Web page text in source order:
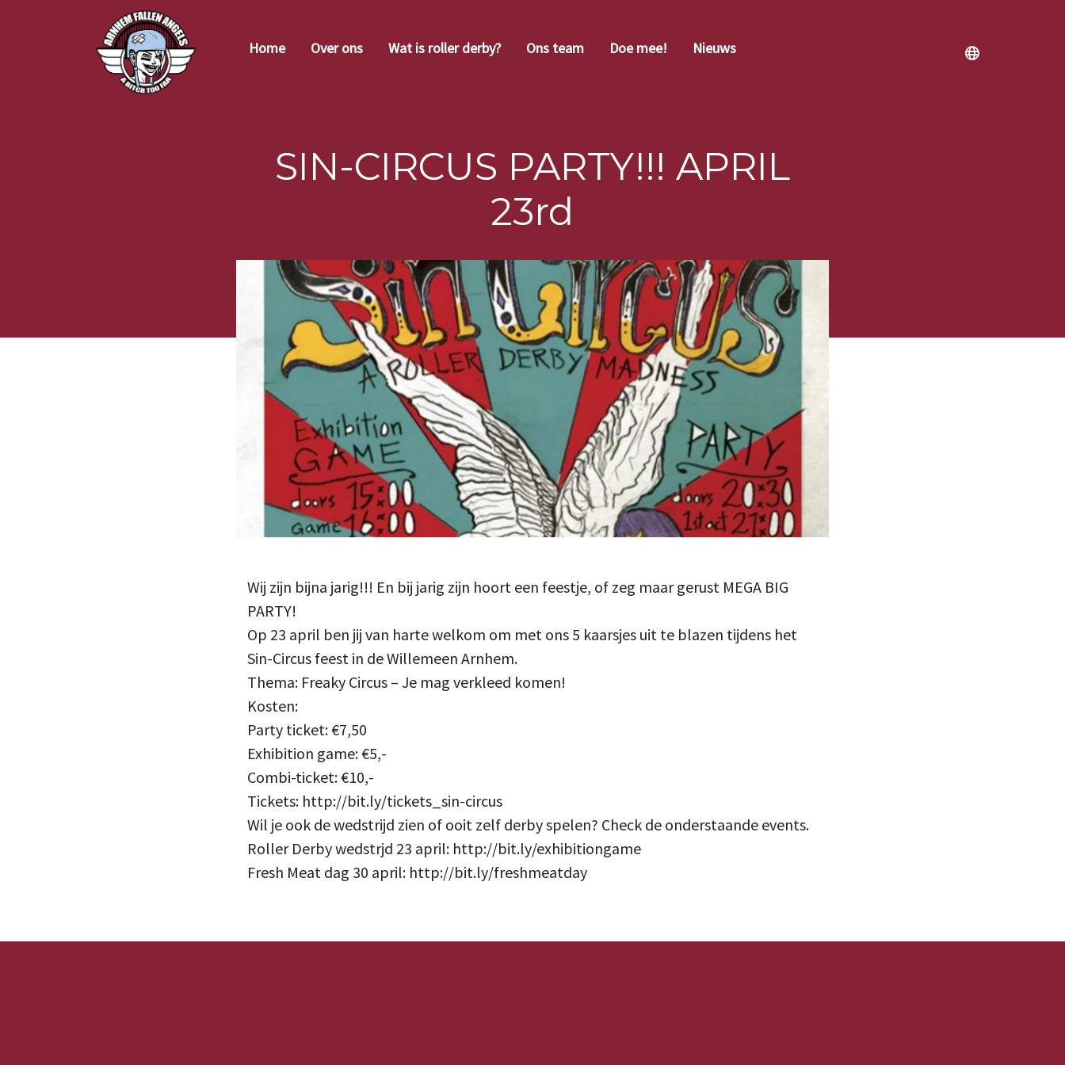
Home Over ons Wat is roller derby? Ons team Doe mee! Nieuws
SIN-CIRCUS PARTY!!! APRIL
23rd
Wij zijn bijna jarig!!! En bij jarig zijn hoort een feestje, of zeg maar gerust MEGA BIG
PARTY!
Op 23 april ben jij van harte welkom om met ons 5 kaarsjes uit te blazen tijdens het
Sin-Circus feest in de Willemeen Arnhem.
Thema: Freaky Circus – Je mag verkleed komen!
Kosten:
Party ticket: €7,50
Exhibition game: €5,-
Combi-ticket: €10,-
Tickets: http://bit.ly/tickets_sin-circus
Wil je ook de wedstrijd zien of ooit zelf derby spelen? Check de onderstaande events.
Roller Derby wedstrjd 23 april: http://bit.ly/exhibitiongame
Fresh Meat dag 30 april: http://bit.ly/freshmeatday